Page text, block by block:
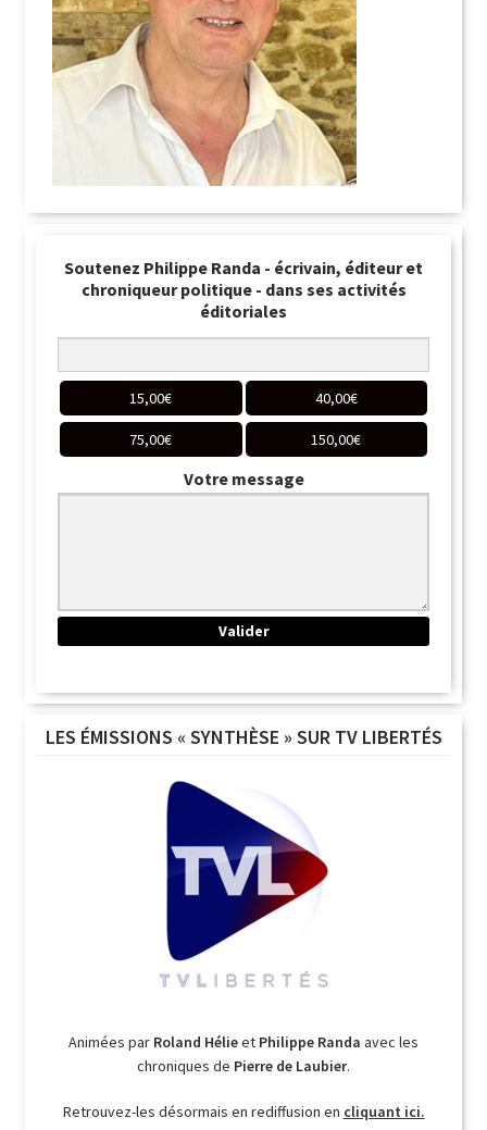
Soutenez Philippe Randa - écrivain, éditeur et
chroniqueur politique - dans ses activités
éditoriales
15,00€ 40,00€
75,00€ 150,00€
Votre message
LES ÉMISSIONS « SYNTHÈSE » SUR TV LIBERTÉS
Animées par Roland Hélieet Philippe Randa avec les
chroniques de Pierre de Laubier.
Retrouvez-les désormais en rediffusion en cliquant ici.